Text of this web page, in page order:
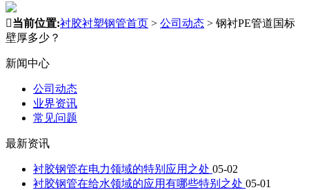
当前位置:衬胶衬塑钢管首页 > 公司动态 > 钢衬PE管道国标
壁厚多少？
新闻中心
公司动态
业界资讯
常见问题
最新资讯
衬胶钢管在电力领域的特别应用之处 05-02
衬胶钢管在给水领域的应用有哪些特别之处 05-01